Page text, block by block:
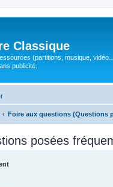
Classique
(partitions, musique,
publicité.
Foire aux questions (Questions
posées